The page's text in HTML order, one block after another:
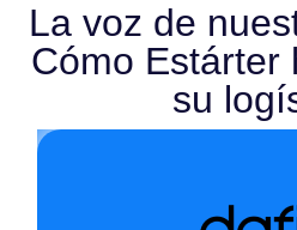
La voz de
Cómo Estárter
su